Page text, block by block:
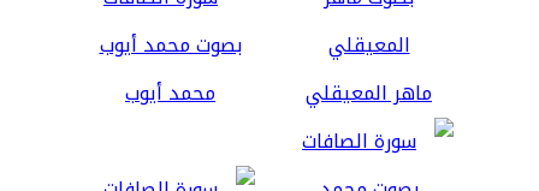
ماهر المعيقلي محمد أيوب